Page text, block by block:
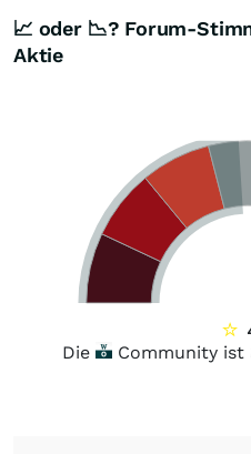
📈 oder 📉? Forum-
Aktie
⭐
Die Community ist